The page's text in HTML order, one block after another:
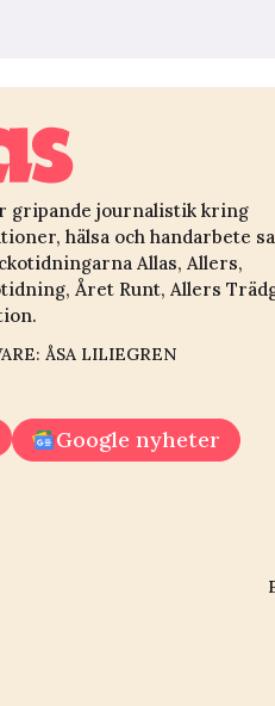
gripande journalistik kring
hälsa och handarbete
Allas, Allers,
Året Runt, Allers
ÅSA LILIEGREN
Google nyheter